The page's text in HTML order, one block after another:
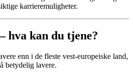
karrieremuligheter.
hva kan du tjene?
enn i de fleste vest-europeiske land,
betydelig lavere.